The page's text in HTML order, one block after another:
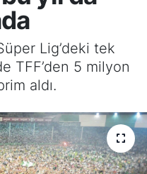
Lig’deki tek
TFF’den 5 milyon
aldı.